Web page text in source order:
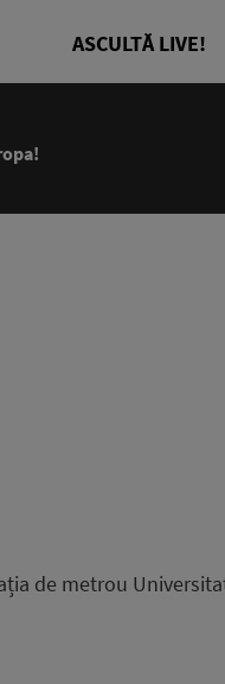
ASCULTĂ LIVE!
de metrou